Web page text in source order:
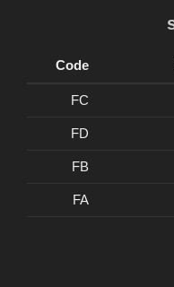
Code
FC
FD
FB
FA